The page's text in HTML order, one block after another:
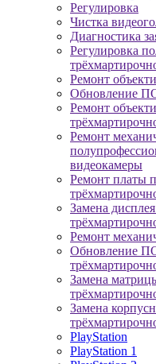
Регулировка
Чистка
Диагностика
Регулировка
Ремонт
Обновление
Ремонт
Ремонт
видеокамеры
Ремонт платы
Замена
Ремонт
Обновление
Замена
Замена
PlayStation
PlayStation 1